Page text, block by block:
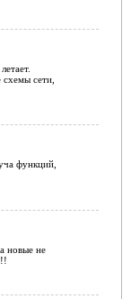
сети,
функций,
новые не